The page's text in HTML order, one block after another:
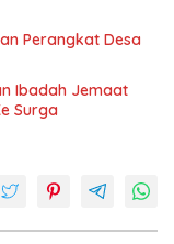
Perangkat Desa
Ibadah Jemaat
Surga